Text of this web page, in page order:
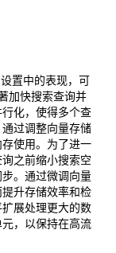
置中的表现，可
加快搜索查询并
化，使得多个查
过调整向量存储
使用。为了进一
之前缩小搜索空
。通过微调向量
升存储效率和检
展处理更大的数
，以保持在高流